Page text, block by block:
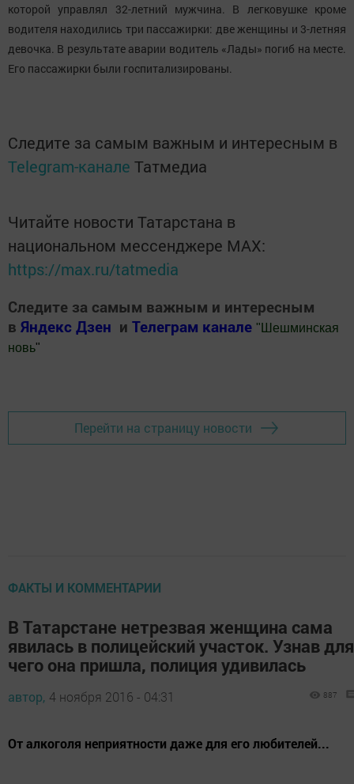
которой управлял 32-летний мужчина. В легковушке кроме
водителя находились три пассажирки: две женщины и 3-летняя
девочка. В результате аварии водитель «Лады» погиб на месте.
Его пассажирки были госпитализированы.
Следите за самым важным и интересным в
Telegram-канале Татмедиа
Читайте новости Татарстана в
национальном мессенджере MАХ:
https://max.ru/tatmedia
Следите за самым важным и интересным
в Яндекс Дзен и Телеграм канале " Шешминская
новь"
Перейти на страницу новости
ФАКТЫ И КОММЕНТАРИИ
В Татарстане нетрезвая женщина сама
явилась в полицейский участок. Узнав для
чего она пришла, полиция удивилась
автор, 4 ноября 2016 - 04:31 887
От алкоголя неприятности даже для его любителей...